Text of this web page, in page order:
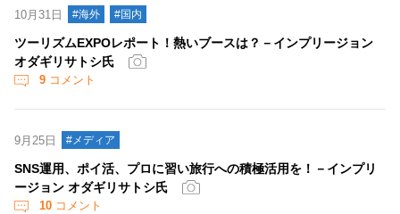
10月31日 #海外 #国内
ツーリズムEXPOレポート！熱いブースは？－インプリージョン
オダギリサトシ氏
9 コメント
9月25日 #メディア
SNS運用、ポイ活、プロに習い旅行への積極活用を！－インプリ
ージョン オダギリサトシ氏
10 コメント